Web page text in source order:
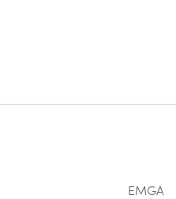
EMGA